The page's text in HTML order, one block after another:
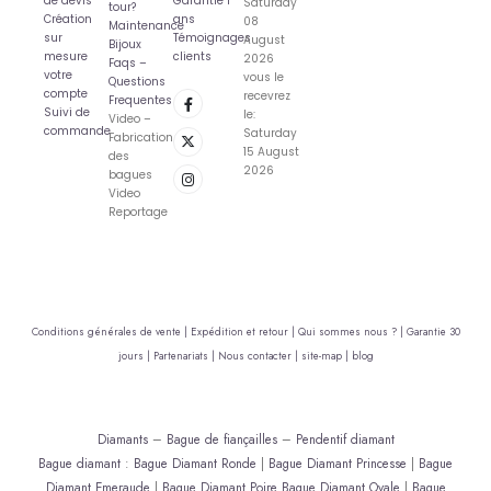
Création
sur
mesure
votre
compte
Suivi de
commande
tour?
Maintenance
Bijoux
Faqs –
Questions
Frequentes
Video –
Fabrication
des
bagues
Video
Reportage
ans
Témoignages
clients
08
August
2026
vous le
recevrez
le:
Saturday
15 August
2026
Conditions générales de vente | Expédition et retour | Qui sommes nous ? | Garantie 30
jours | Partenariats | Nous contacter | site-map | blog
Diamants– Bague de fiançailles– Pendentif diamant
Bague diamant : Bague Diamant Ronde | Bague Diamant Princesse | Bague
Diamant Emeraude | Bague Diamant Poire Bague Diamant Ovale | Bague